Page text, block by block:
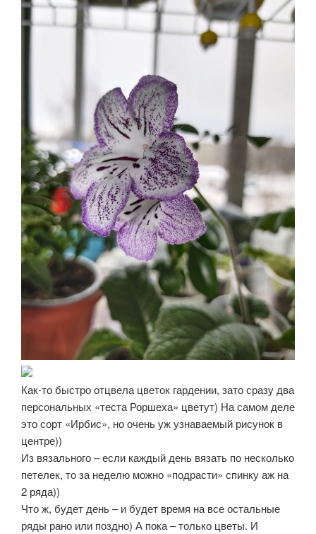
Как-то быстро отцвела цветок гардении, зато сразу два
персональных «теста Роршеха» цветут) На самом деле
это сорт «Ирбис», но очень уж узнаваемый рисунок в
центре))
Из вязального – если каждый день вязать по несколько
петелек, то за неделю можно «подрасти» спинку аж на
2 ряда))
Что ж, будет день – и будет время на все остальные
ряды рано или поздно) А пока – только цветы. И